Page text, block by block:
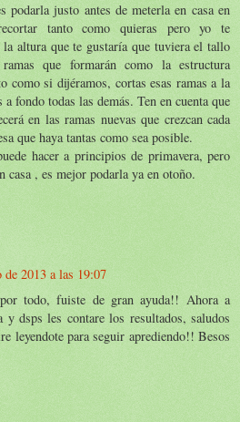
podarla justo antes de meterla en casa en
tanto como quieras pero yo te
la altura que te gustaría que tuviera el tallo
que formarán como la estructura
como si dijéramos, cortas esas ramas a la
a fondo todas las demás. Ten en cuenta que
en las ramas nuevas que crezcan cada
que haya tantas como sea posible.
hacer a principios de primavera, pero
casa , es mejor podarla ya en otoño.
de 2013 a las 19:07
todo, fuiste de gran ayuda!! Ahora a
y dsps les contare los resultados, saludos
leyendote para seguir aprediendo!! Besos